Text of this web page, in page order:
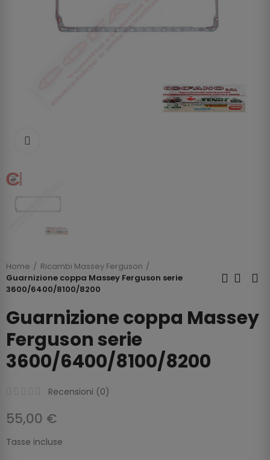
Home
Ricambi Massey Ferguson
Guarnizione coppa Massey Ferguson serie
3600/6400/8100/8200
Guarnizione coppa Massey
Ferguson serie
3600/6400/8100/8200
Recensioni (0)
55,00 €
Tasse incluse